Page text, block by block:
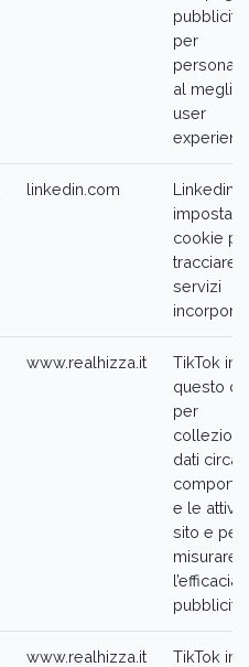
per
al meglio
user
linkedin.com
Linkedin
imposta
cookie
tracciare
servizi
www.realhizza.it
TikTok
questo
per
dati circa
e le
sito e per
misurare
l’efficacia
pubblicità
www.realhizza.it
TikTok